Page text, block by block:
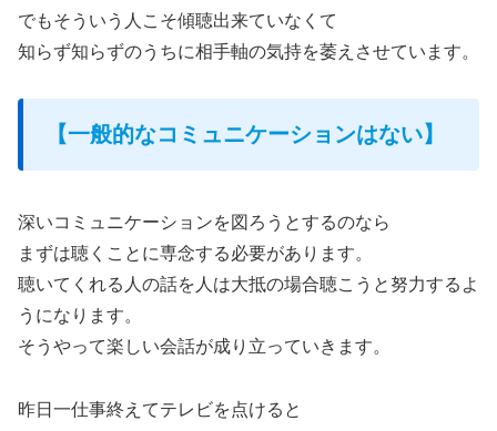
でもそういう人こそ傾聴出来ていなくて
知らず知らずのうちに相手軸の気持を萎えさせています。
【一般的なコミュニケーションはない】
深いコミュニケーションを図ろうとするのなら
まずは聴くことに専念する必要があります。
聴いてくれる人の話を人は大抵の場合聴こうと努力するよ
うになります。
そうやって楽しい会話が成り立っていきます。
昨日一仕事終えてテレビを点けると